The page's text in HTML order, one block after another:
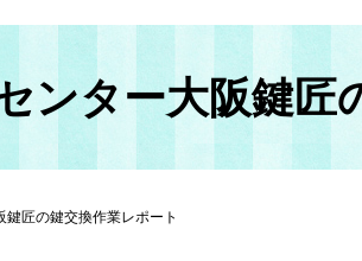
ンター大阪鍵匠
匠の鍵交換作業レポート